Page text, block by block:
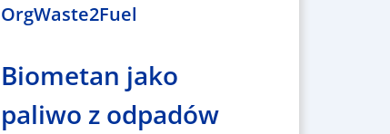
OrgWaste2Fuel
Biometan jako
paliwo z odpadów